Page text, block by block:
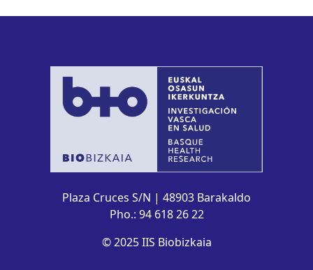
Plaza Cruces S/N | 48903 Barakaldo
Pho.: 94 618 26 22
© 2025 IIS Biobizkaia